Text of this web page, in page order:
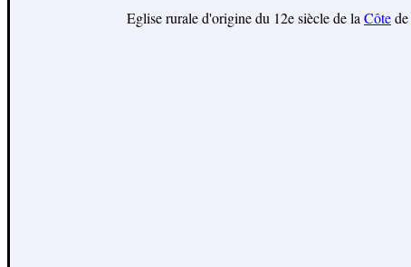
Eglise rurale d'origine du 12e siècle de la Côtede